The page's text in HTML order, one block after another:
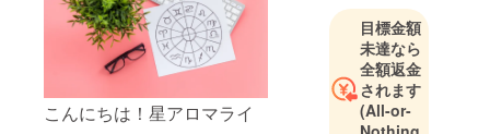
らっしゃるようです。そこ
で今回！直前ではあります
が3月20日（金）春分に手帳
の春分ページを用いオンラ
こんにちは！星アロマライ
リズムに寄
り添いなが
ら、香りで
心と身体を
整えるライ
目標金額
未達なら
全額返金
されます
(All-or-